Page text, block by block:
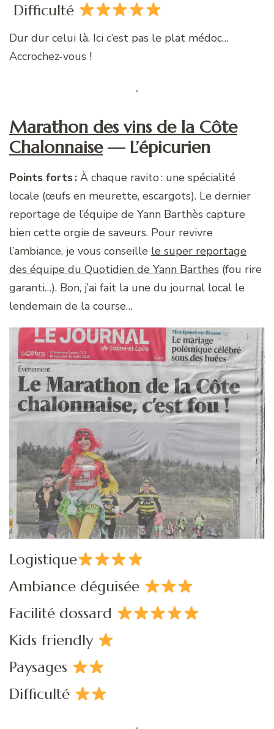
Difficulté
Dur dur celui là. Ici c’est pas le plat médoc…
Accrochez-vous !
Marathon des vins de la Côte
Chalonnaise— L’épicurien
Points forts : À chaque ravito : une spécialité
locale (œufs en meurette, escargots). Le dernier
reportage de l’équipe de Yann Barthès capture
bien cette orgie de saveurs. Pour revivre
l’ambiance, je vous conseille le super reportage
des équipe du Quotidien de Yann Barthes (fou rire
garanti…). Bon, j’ai fait la une du journal local le
lendemain de la course…
Logistique
Ambiance déguisée
Facilité dossard
Kids friendly
Paysages
Difficulté